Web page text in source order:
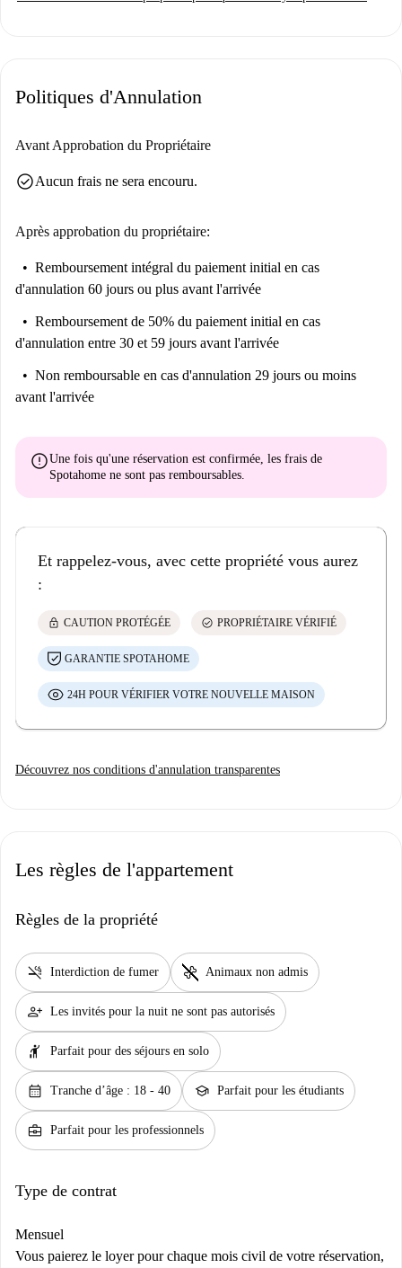
Politiques d'Annulation
Avant Approbation du Propriétaire
check_circleAucun frais ne sera encouru.
Après approbation du propriétaire:
Remboursement intégral du paiement initial en cas
d'annulation 60 jours ou plus avant l'arrivée
Remboursement de 50% du paiement initial en cas
d'annulation entre 30 et 59 jours avant l'arrivée
Non remboursable en cas d'annulation 29 jours ou moins
avant l'arrivée
errorUne fois qu'une réservation est confirmée, les frais de
Spotahome ne sont pas remboursables
Et rappelez-vous, avec cette propriété vous aurez
:
lock CAUTION PROTÉGÉE check_circle PROPRIÉTAIRE VÉRIFIÉ
GARANTIE SPOTAHOME
24H POUR VÉRIFIER VOTRE NOUVELLE MAISON
Découvrez nos conditions d'annulation transparentes
Les règles de l'appartement
Règles de la propriété
smoke_free Interdiction de fumer pet_supplies Animaux non admis
person_add Les invités pour la nuit ne sont pas autorisés
hail Parfait pour des séjours en solo
calendar_month Tranche d’âge : 18 - 40 school Parfait pour les étudiants
business_center Parfait pour les professionnels
Type de contrat
Mensuel
Vous paierez le loyer pour chaque mois civil de votre réservation,